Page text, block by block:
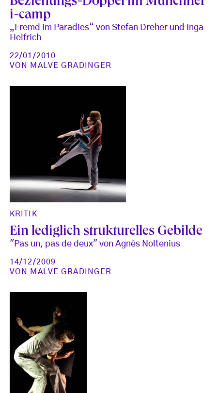
i-camp
„Fremd im Paradies“ von Stefan Dreher und Inga
Helfrich
22/01/2010
VON MALVE GRADINGER
KRITIK
Ein lediglich strukturelles Gebilde
"Pas un, pas de deux" von Agnès Noltenius
14/12/2009
VON MALVE GRADINGER